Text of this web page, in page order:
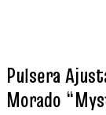
Pulsera
Morado